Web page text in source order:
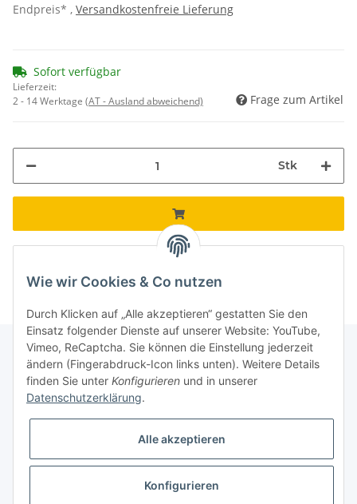
Endpreis* , Versandkostenfreie Lieferung
Sofort verfügbar
Lieferzeit:
2 - 14 Werktage (AT - Ausland abweichend) Frage zum Artikel
Stk
Loading... Komponenten werden geladen ...
Informationen
Galerie
Wie wir Cookies & Co nutzen
Durch Klicken auf „Alle akzeptieren“ gestatten Sie den
Einsatz folgender Dienste auf unserer Website: YouTube,
Vimeo, ReCaptcha. Sie können die Einstellung jederzeit
ändern (Fingerabdruck-Icon links unten). Weitere Details
finden Sie unter Konfigurieren und in unserer
Datenschutzerklärung.
Alle akzeptieren
Konfigurieren